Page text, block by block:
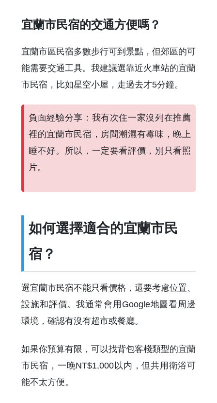
宜蘭市民宿的交通方便嗎？
宜蘭市區民宿多數步行可到景點，但郊區的可
能需要交通工具。我建議選靠近火車站的宜蘭
市民宿，比如星空小屋，走過去才5分鐘。
負面經驗分享：我有次住一家沒列在推薦
裡的宜蘭市民宿，房間潮濕有霉味，晚上
睡不好。所以，一定要看評價，別只看照
片。
如何選擇適合的宜蘭市民
宿？
選宜蘭市民宿不能只看價格，還要考慮位置、
設施和評價。我通常會用Google地圖看周邊
環境，確認有沒有超市或餐廳。
如果你預算有限，可以找背包客棧類型的宜蘭
市民宿，一晚NT$1,000以内，但共用衛浴可
能不太方便。